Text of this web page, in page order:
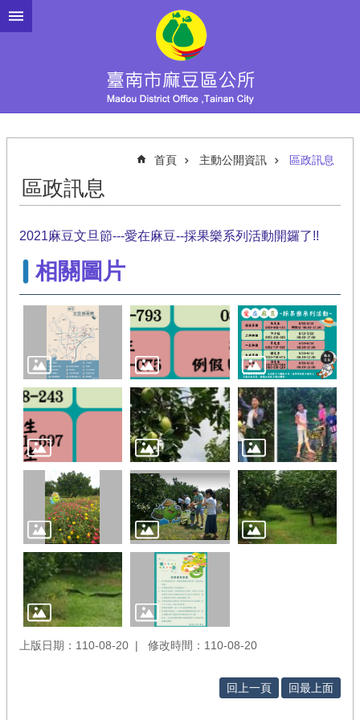
跳到主要內容區塊
首頁 主動公開資訊 區政訊息
區政訊息
2021麻豆文旦節---愛在麻豆--採果樂系列活動開鑼了!!
相關圖片
上版日期：110-08-20 修改時間：110-08-20
回上一頁 回最上面